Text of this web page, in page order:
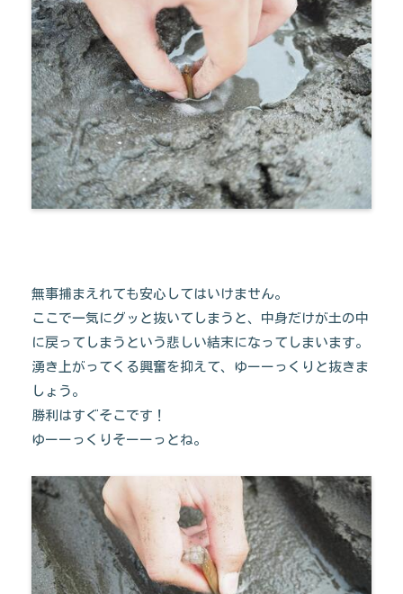
無事捕まえれても安心してはいけません。
ここで一気にグッと抜いてしまうと、中身だけが土の中
に戻ってしまうという悲しい結末になってしまいます。
湧き上がってくる興奮を抑えて、ゆーーっくりと抜きま
しょう。
勝利はすぐそこです！
ゆーーっくりそーーっとね。